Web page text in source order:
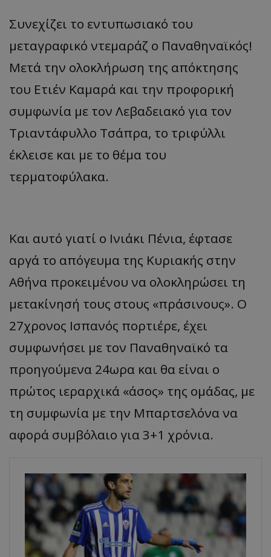
Συνεχίζει το εντυπωσιακό του
μεταγραφικό ντεμαράζ ο Παναθηναϊκός!
Μετά την ολοκλήρωση της απόκτησης
του Ετιέν Καμαρά και την προφορική
συμφωνία με τον Λεβαδειακό για τον
Τριαντάφυλλο Τσάπρα, το τριφύλλι
έκλεισε και με το θέμα του
τερματοφύλακα.
Και αυτό γιατί ο Ινιάκι Πένια, έφτασε
αργά το απόγευμα της Κυριακής στην
Αθήνα προκειμένου να ολοκληρώσει τη
μετακίνησή τους στους «πράσινους». Ο
27χρονος Ισπανός πορτιέρε, έχει
συμφωνήσει με τον Παναθηναϊκό τα
προηγούμενα 24ωρα και θα είναι ο
πρώτος ιεραρχικά «άσος» της ομάδας, με
τη συμφωνία με την Μπαρτσελόνα να
αφορά συμβόλαιο για 3+1 χρόνια.